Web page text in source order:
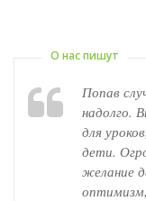
О нас пишут
Попав
надолго.
для
дети.
желание